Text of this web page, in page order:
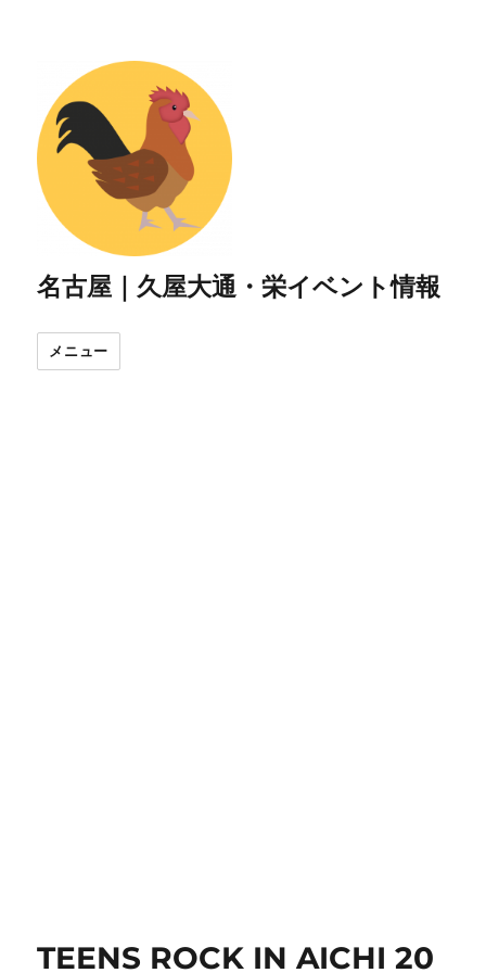
名古屋｜久屋大通・栄イベント情報
メニュー
TEENS ROCK IN AICHI 20